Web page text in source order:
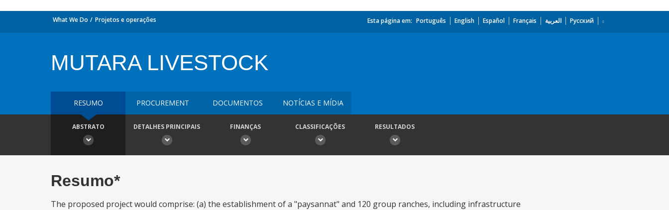
What We Do Projetos e operações Esta página em: Português English Español Français العربية Русский
MUTARA LIVESTOCK
RESUMO PROCUREMENT DOCUMENTOS NOTÍCIAS E MÍDIA
ABSTRATO DETALHES PRINCIPAIS FINANÇAS CLASSIFICAÇÕES RESULTADOS
Resumo*
The proposed project would comprise: (a) the establishment of a "paysannat" and 120 group ranches, including infrastructure